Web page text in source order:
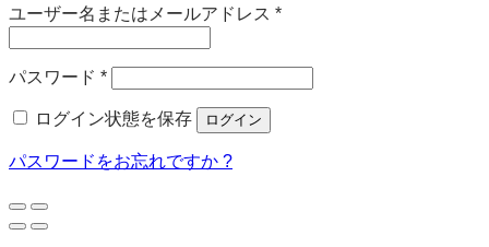
ユーザー名またはメールアドレス *必
パスワード *必
ログイン状態を保存
ログイン
パスワードをお忘れですか ?